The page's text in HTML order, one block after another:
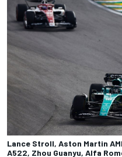
Lance Stroll, Aston Martin
A522, Zhou Guanyu, Alfa